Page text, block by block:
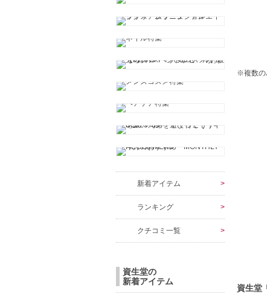
※複数の
資生堂
新着アイテム
ランキング
クチコミ一覧
資生堂の
新着アイテム